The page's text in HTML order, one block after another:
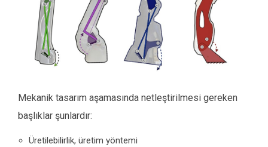
Mekanik tasarım aşamasında netleştirilmesi gereken
başlıklar şunlardır:
Üretilebilirlik, üretim yöntemi